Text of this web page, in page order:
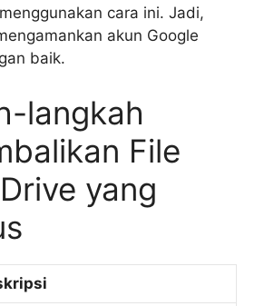
cara ini. Jadi,
akun Google
baik.
langkah
File
yang